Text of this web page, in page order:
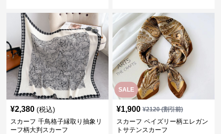
¥2,380 (税込)
スカーフ 千鳥格子縁取り抽象リ
ーフ柄大判スカーフ
SALE
¥1,900 ¥2120(割引前)
スカーフ ペイズリー柄エレガン
トサテンスカーフ